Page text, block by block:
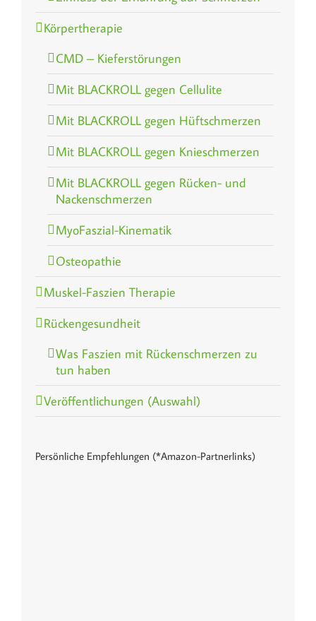
Körpertherapie
CMD – Kieferstörungen
Mit BLACKROLL gegen Cellulite
Mit BLACKROLL gegen Hüftschmerzen
Mit BLACKROLL gegen Knieschmerzen
Mit BLACKROLL gegen Rücken- und
Nackenschmerzen
MyoFaszial-Kinematik
Osteopathie
Muskel-Faszien Therapie
Rückengesundheit
Was Faszien mit Rückenschmerzen zu
tun haben
Veröffentlichungen (Auswahl)
Persönliche Empfehlungen (*Amazon-Partnerlinks)